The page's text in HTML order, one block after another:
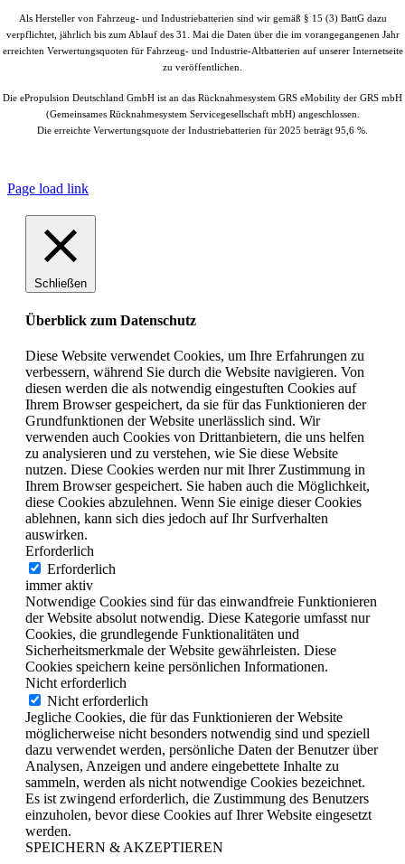
Als Hersteller von Fahrzeug- und Industriebatterien sind wir gemäß § 15 (3) BattG dazu
verpflichtet, jährlich bis zum Ablauf des 31. Mai die Daten über die im vorangegangenen Jahr
erreichten Verwertungsquoten für Fahrzeug- und Industrie-Altbatterien auf unserer Internetseite
zu veröffentlichen.
Die ePropulsion Deutschland GmbH ist an das Rücknahmesystem GRS eMobility der GRS mbH
(Gemeinsames Rücknahmesystem Servicegesellschaft mbH) angeschlossen.
Die erreichte Verwertungsquote der Industriebatterien für 2025 beträgt 95,6 %.
Page load link
Schließen
Überblick zum Datenschutz
Diese Website verwendet Cookies, um Ihre Erfahrungen zu
verbessern, während Sie durch die Website navigieren. Von
diesen werden die als notwendig eingestuften Cookies auf
Ihrem Browser gespeichert, da sie für das Funktionieren der
Grundfunktionen der Website unerlässlich sind. Wir
verwenden auch Cookies von Drittanbietern, die uns helfen
zu analysieren und zu verstehen, wie Sie diese Website
nutzen. Diese Cookies werden nur mit Ihrer Zustimmung in
Ihrem Browser gespeichert. Sie haben auch die Möglichkeit,
diese Cookies abzulehnen. Wenn Sie einige dieser Cookies
ablehnen, kann sich dies jedoch auf Ihr Surfverhalten
auswirken.
Erforderlich
Erforderlich
immer aktiv
Notwendige Cookies sind für das einwandfreie Funktionieren
der Website absolut notwendig. Diese Kategorie umfasst nur
Cookies, die grundlegende Funktionalitäten und
Sicherheitsmerkmale der Website gewährleisten. Diese
Cookies speichern keine persönlichen Informationen.
Nicht erforderlich
Nicht erforderlich
Jegliche Cookies, die für das Funktionieren der Website
möglicherweise nicht besonders notwendig sind und speziell
dazu verwendet werden, persönliche Daten der Benutzer über
Analysen, Anzeigen und andere eingebettete Inhalte zu
sammeln, werden als nicht notwendige Cookies bezeichnet.
Es ist zwingend erforderlich, die Zustimmung des Benutzers
einzuholen, bevor diese Cookies auf Ihrer Website eingesetzt
werden.
SPEICHERN & AKZEPTIEREN